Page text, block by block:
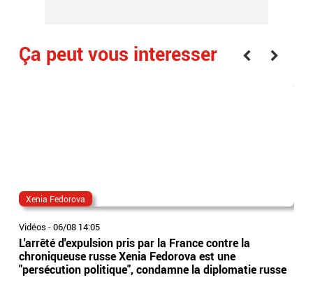
Ça peut vous interesser
Xenia Fedorova
Vidéos -06/08 14:05
L'arrêté d'expulsion pris par la France contre la
chroniqueuse russe Xenia Fedorova est une
"persécution politique", condamne la diplomatie russe